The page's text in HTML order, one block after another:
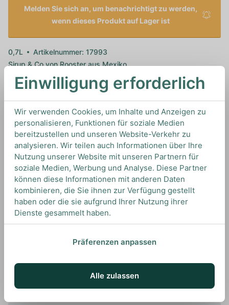
Melden Sie sich an, um benachrichtigt zu werden,
wenn dieses Produkt auf Lager ist
0,7L
Artikelnummer: 17993
Sirup & Co vonRoosterausMexiko
Spezifikationen
Manufacturer test manufacturer 1
Allergene -
Marke Rooster
Farbstoffe
Einwilligung erforderlich
Wir verwenden Cookies, um Inhalte und Anzeigen zu
personalisieren, Funktionen für soziale Medien
bereitzustellen und unseren Website-Verkehr zu
analysieren. Wir teilen auch Informationen über Ihre
Nutzung unserer Website mit unseren Partnern für
soziale Medien, Werbung und Analyse. Diese Partner
können diese Informationen mit anderen Daten
kombinieren, die Sie ihnen zur Verfügung gestellt
haben oder die sie aufgrund Ihrer Nutzung ihrer
Dienste gesammelt haben.
Präferenzen anpassen
Alle zulassen